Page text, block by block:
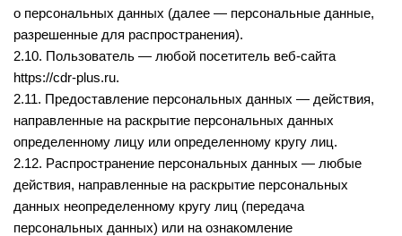
о персональных данных (далее — персональные данные,
разрешенные для распространения).
2.10. Пользователь — любой посетитель веб-сайта
https://cdr-plus.ru.
2.11. Предоставление персональных данных — действия,
направленные на раскрытие персональных данных
определенному лицу или определенному кругу лиц.
2.12. Распространение персональных данных — любые
действия, направленные на раскрытие персональных
данных неопределенному кругу лиц (передача
персональных данных) или на ознакомление